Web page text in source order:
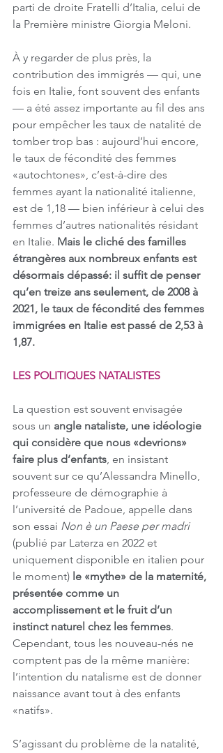
parti de droite Fratelli d’Italia, celui de
la Première ministre Giorgia Meloni.
À y regarder de plus près, la
contribution des immigrés — qui, une
fois en Italie, font souvent des enfants
— a été assez importante au fil des ans
pour empêcher les taux de natalité de
tomber trop bas : aujourd’hui encore,
le taux de fécondité des femmes
«autochtones», c’est-à-dire des
femmes ayant la nationalité italienne,
est de 1,18 — bien inférieur à celui des
femmes d’autres nationalités résidant
en Italie. Mais le cliché des familles
étrangères aux nombreux enfants est
désormais dépassé: il suffit de penser
qu’en treize ans seulement, de 2008 à
2021, le taux de fécondité des femmes
immigrées en Italie est passé de 2,53 à
1,87.
LES POLITIQUES NATALISTES
La question est souvent envisagée
sous un angle nataliste, une idéologie
qui considère que nous «devrions»
faire plus d’enfants, en insistant
souvent sur ce qu’Alessandra Minello,
professeure de démographie à
l’université de Padoue, appelle dans
son essai Non è un Paese per madri
(publié par Laterza en 2022 et
uniquement disponible en italien pour
le moment) le «mythe» de la maternité,
présentée comme un
accomplissement et le fruit d’un
instinct naturel chez les femmes.
Cependant, tous les nouveau-nés ne
comptent pas de la même manière:
l’intention du natalisme est de donner
naissance avant tout à des enfants
«natifs».
S’agissant du problème de la natalité,